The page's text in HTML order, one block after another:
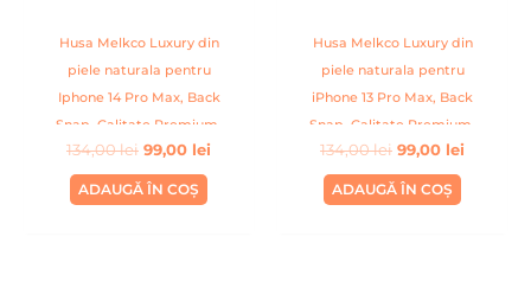
Husa Melkco Luxury din
piele naturala pentru
Iphone 14 Pro Max, Back
Snap, Calitate Premium,
Handmade, Gri
134,00lei 99,00 lei
ADAUGĂ ÎN COȘ
Husa Melkco Luxury din
piele naturala pentru
iPhone 13 Pro Max, Back
Snap, Calitate Premium,
Handmade, Albastru inchis
134,00lei 99,00 lei
ADAUGĂ ÎN COȘ